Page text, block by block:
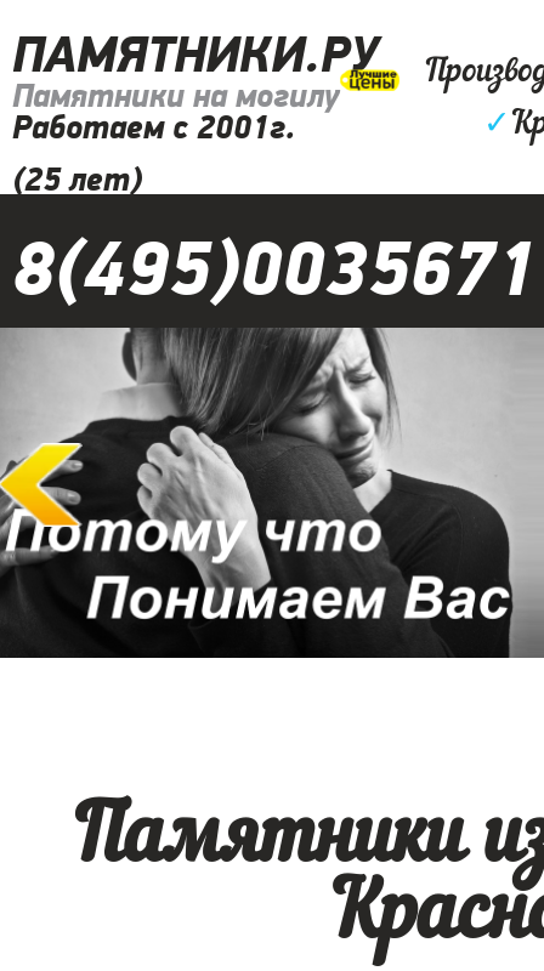
ПАМЯТНИКИ.РУ
Памятники на могилу
Работаем с 2001г.
(25 лет)
✓
8(495)0035671
Памятники